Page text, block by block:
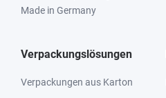
Made in Germany
Verpackungslösungen
Verpackungen aus Karton